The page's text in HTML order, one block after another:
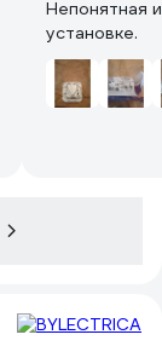
Непонятная
установке.